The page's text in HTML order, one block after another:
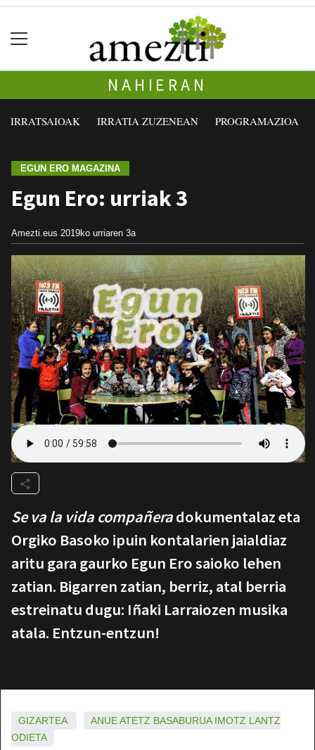
NAHIERAN
IRRATSAIOAK IRRATIA ZUZENEAN PROGRAMAZIOA
EGUN ERO MAGAZINA
Egun Ero: urriak 3
Amezti.eus 2019ko urriaren 3a
Se va la vida compañeradokumentalaz eta
Orgiko Basoko ipuin kontalarien jaialdiaz
aritu gara gaurko Egun Ero saioko lehen
zatian. Bigarren zatian, berriz, atal berria
estreinatu dugu: Iñaki Larraiozen musika
atala. Entzun-entzun!
GIZARTEA ANUEATETZ BASABURUA IMOTZ LANTZ
ODIETA